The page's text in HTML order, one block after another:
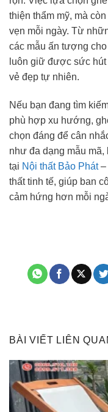
thiện thẩm mỹ, mà
vẹn mỗi ngày. Từ
các mẫu ấn tượng
luôn giữ được sức
vẻ đẹp tự nhiên.
Nếu bạn đang tìm
phù hợp xu hướng,
chọn đáng để cân
như đa dạng mẫu mã,
tại Nội thất Bảo Phát–
thất tinh tế, giúp ban
cảm hứng hơn mỗi
BÀI VIẾT LIÊN